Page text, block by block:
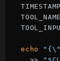
echo